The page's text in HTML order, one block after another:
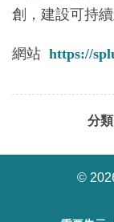
創，建設可持
網站 https://
分
©